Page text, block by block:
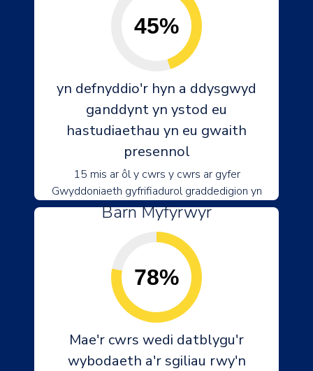
45%
yn defnyddio'r hyn a ddysgwyd
ganddynt yn ystod eu
hastudiaethau yn eu gwaith
presennol
15 mis ar ôl y cwrs y cwrs ar gyfer
Gwyddoniaeth gyfrifiadurol graddedigion yn
Barn Myfyrwyr
78%
Mae'r cwrs wedi datblygu'r
wybodaeth a'r sgiliau rwy'n